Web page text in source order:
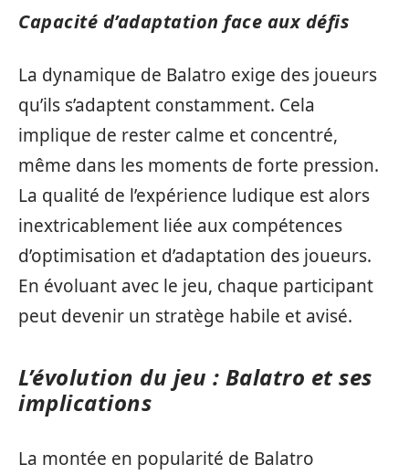
Capacité d’adaptation face aux défis
La dynamique de Balatro exige des joueurs
qu’ils s’adaptent constamment. Cela
implique de rester calme et concentré,
même dans les moments de forte pression.
La qualité de l’expérience ludique est alors
inextricablement liée aux compétences
d’optimisation et d’adaptation des joueurs.
En évoluant avec le jeu, chaque participant
peut devenir un stratège habile et avisé.
L’évolution du jeu : Balatro et ses
implications
La montée en popularité de Balatro